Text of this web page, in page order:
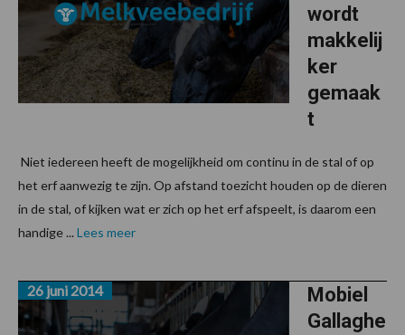
wordt
makkelij
ker
gemaak
t
Niet iedereen heeft de mogelijkheid om continu in de stal of op
het erf aanwezig te zijn. Op afstand toezicht houden op de dieren
in de stal, of kijken wat er zich op het erf afspeelt, is daarom een
handige ... Lees meer
Mobiel
Gallaghe
26 juni 2014